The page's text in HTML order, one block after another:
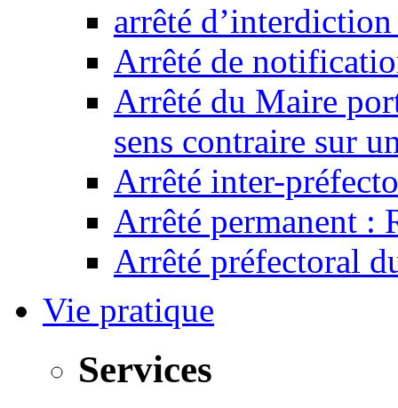
arrêté
Arrêté de
Arrêté du Maire
sens contraire sur
Arrêté inter-
Arrêté permanent :
Arrêté préfectoral
Vie pratique
Services